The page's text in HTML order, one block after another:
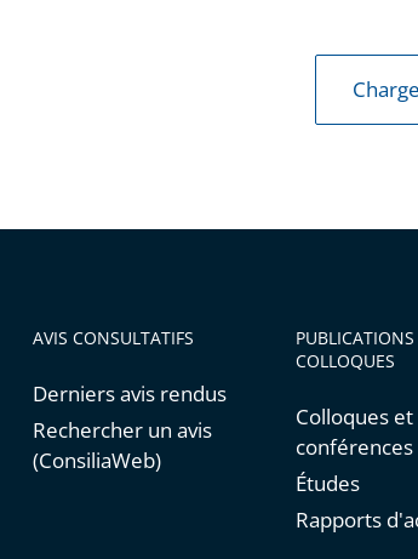
AVIS CONSULTATIFS
Derniers avis rendus
Rechercher un avis
(ConsiliaWeb)
COLLOQUES
Colloques et
conférences
Études
Rapports